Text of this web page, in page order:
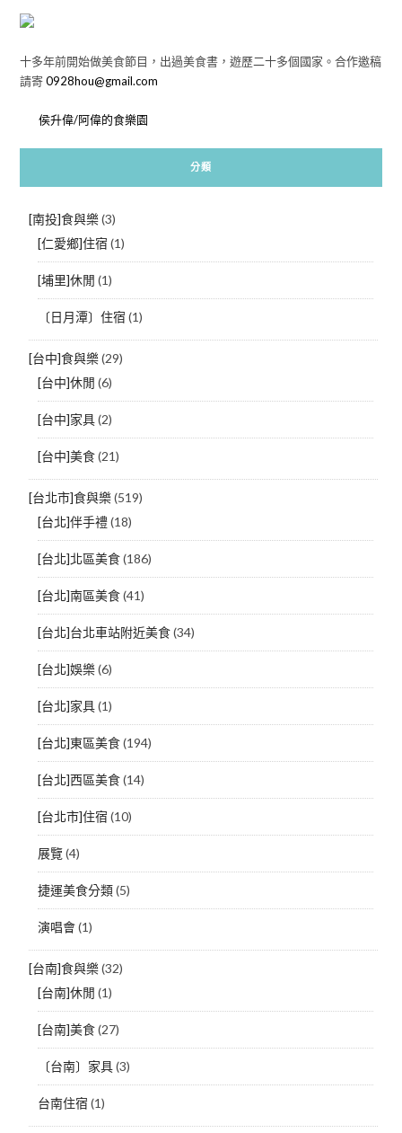
十多年前開始做美食節目，出過美食書，遊歷二十多個國家。合作邀稿
請寄0928hou@gmail.com
侯升偉/阿偉的食樂園
分類
[南投]食與樂(3)
[仁愛鄉]住宿 (1)
[埔里]休閒 (1)
〔日月潭〕住宿 (1)
[台中]食與樂(29)
[台中]休閒 (6)
[台中]家具(2)
[台中]美食(21)
[台北市]食與樂(519)
[台北]伴手禮(18)
[台北]北區美食(186)
[台北]南區美食(41)
[台北]台北車站附近美食(34)
[台北]娛樂(6)
[台北]家具(1)
[台北]東區美食(194)
[台北]西區美食(14)
[台北市]住宿 (10)
展覽(4)
捷運美食分類(5)
演唱會(1)
[台南]食與樂(32)
[台南]休閒 (1)
[台南]美食(27)
〔台南〕家具(3)
台南住宿 (1)